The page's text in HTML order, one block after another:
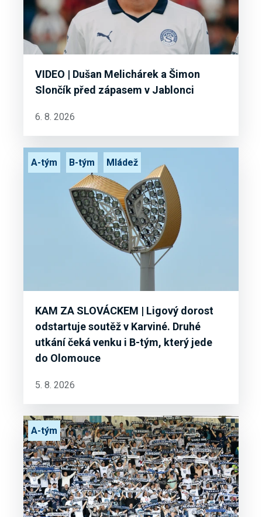
VIDEO | Dušan Melichárek a Šimon
Slončík před zápasem v Jablonci
6. 8. 2026
KAM ZA SLOVÁCKEM | Ligový dorost
odstartuje soutěž v Karviné. Druhé
utkání čeká venku i B-tým, který jede
do Olomouce
A-tým B-tým Mládež
5. 8. 2026
A-tým